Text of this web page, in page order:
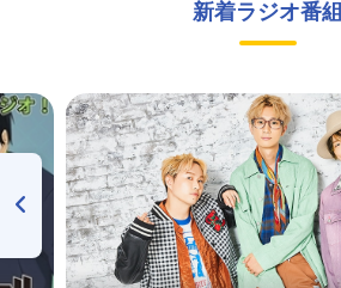
新着ラジオ番組